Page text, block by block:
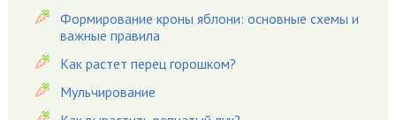
Вредители
Гардения
Гацания
Гвоздики
Георгины
Формирование кроны яблони: основные схемы и
важные правила
Как растет перец горошком?
Мульчирование